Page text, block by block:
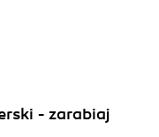
- zarabiaj